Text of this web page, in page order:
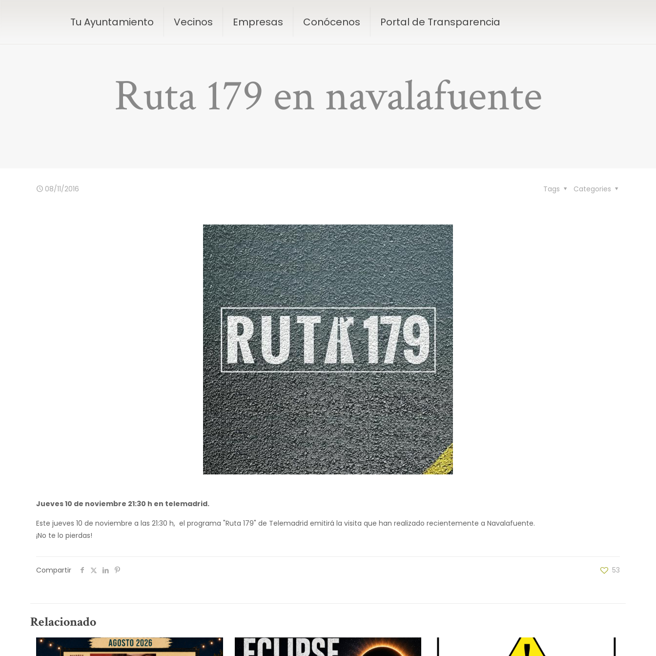
Tu Ayuntamiento Vecinos Empresas Conócenos Portal de Transparencia
Ruta 179 en navalafuente
08/11/2016 Categories
Tags
Jueves 10 de noviembre 21:30 h en telemadrid.
Este jueves 10 de noviembre a las 21:30 h, el programa "Ruta 179" de Telemadrid emitirá la visita que han realizado recientemente a Navalafuente.
¡No te lo pierdas!
Compartir 53
Relacionado